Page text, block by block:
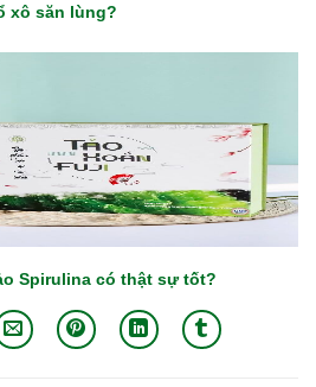
xô săn lùng?
Spirulina có thật sự tốt?